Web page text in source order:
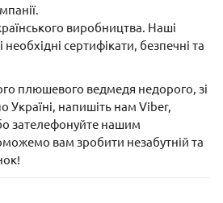
виробництва. Наші
сертифікати, безпечні та
плюшевого ведмедя недорого, зі
напишіть нам Viber,
зателефонуйте нашим
вам зробити незабутній та